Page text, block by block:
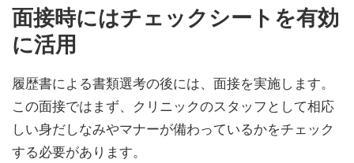
面接時にはチェックシートを有効
に活用
履歴書による書類選考の後には、面接を実施します。
この面接ではまず、クリニックのスタッフとして相応
しい身だしなみやマナーが備わっているかをチェック
する必要があります。